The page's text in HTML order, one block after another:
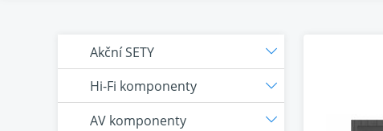
Akční SETY
Hi-Fi komponenty
AV komponenty